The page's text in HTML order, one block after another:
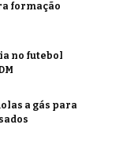
formação
no futebol
a gás para